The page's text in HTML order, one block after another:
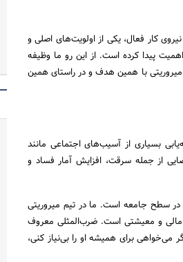
کار فعال، یکی از اولویت‌های اصلی و
پیدا کرده است. از این رو ما وظیفه
با همین هدف و در راستای همین
بسیاری از آسیب‌های اجتماعی مانند
از جمله سرقت، افزایش آمار فساد و
سطح جامعه است. ما در تیم میروریتی
مالی و معیشتی است. ضرب‌المثلی معروف
می‌خواهی برای همیشه او را بی‌نیاز کنی،